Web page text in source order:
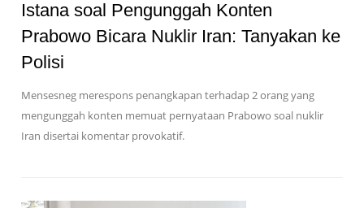
Istana soal Pengunggah Konten
Prabowo Bicara Nuklir Iran: Tanyakan ke
Polisi
Mensesneg merespons penangkapan terhadap 2 orang yang
mengunggah konten memuat pernyataan Prabowo soal nuklir
Iran disertai komentar provokatif.